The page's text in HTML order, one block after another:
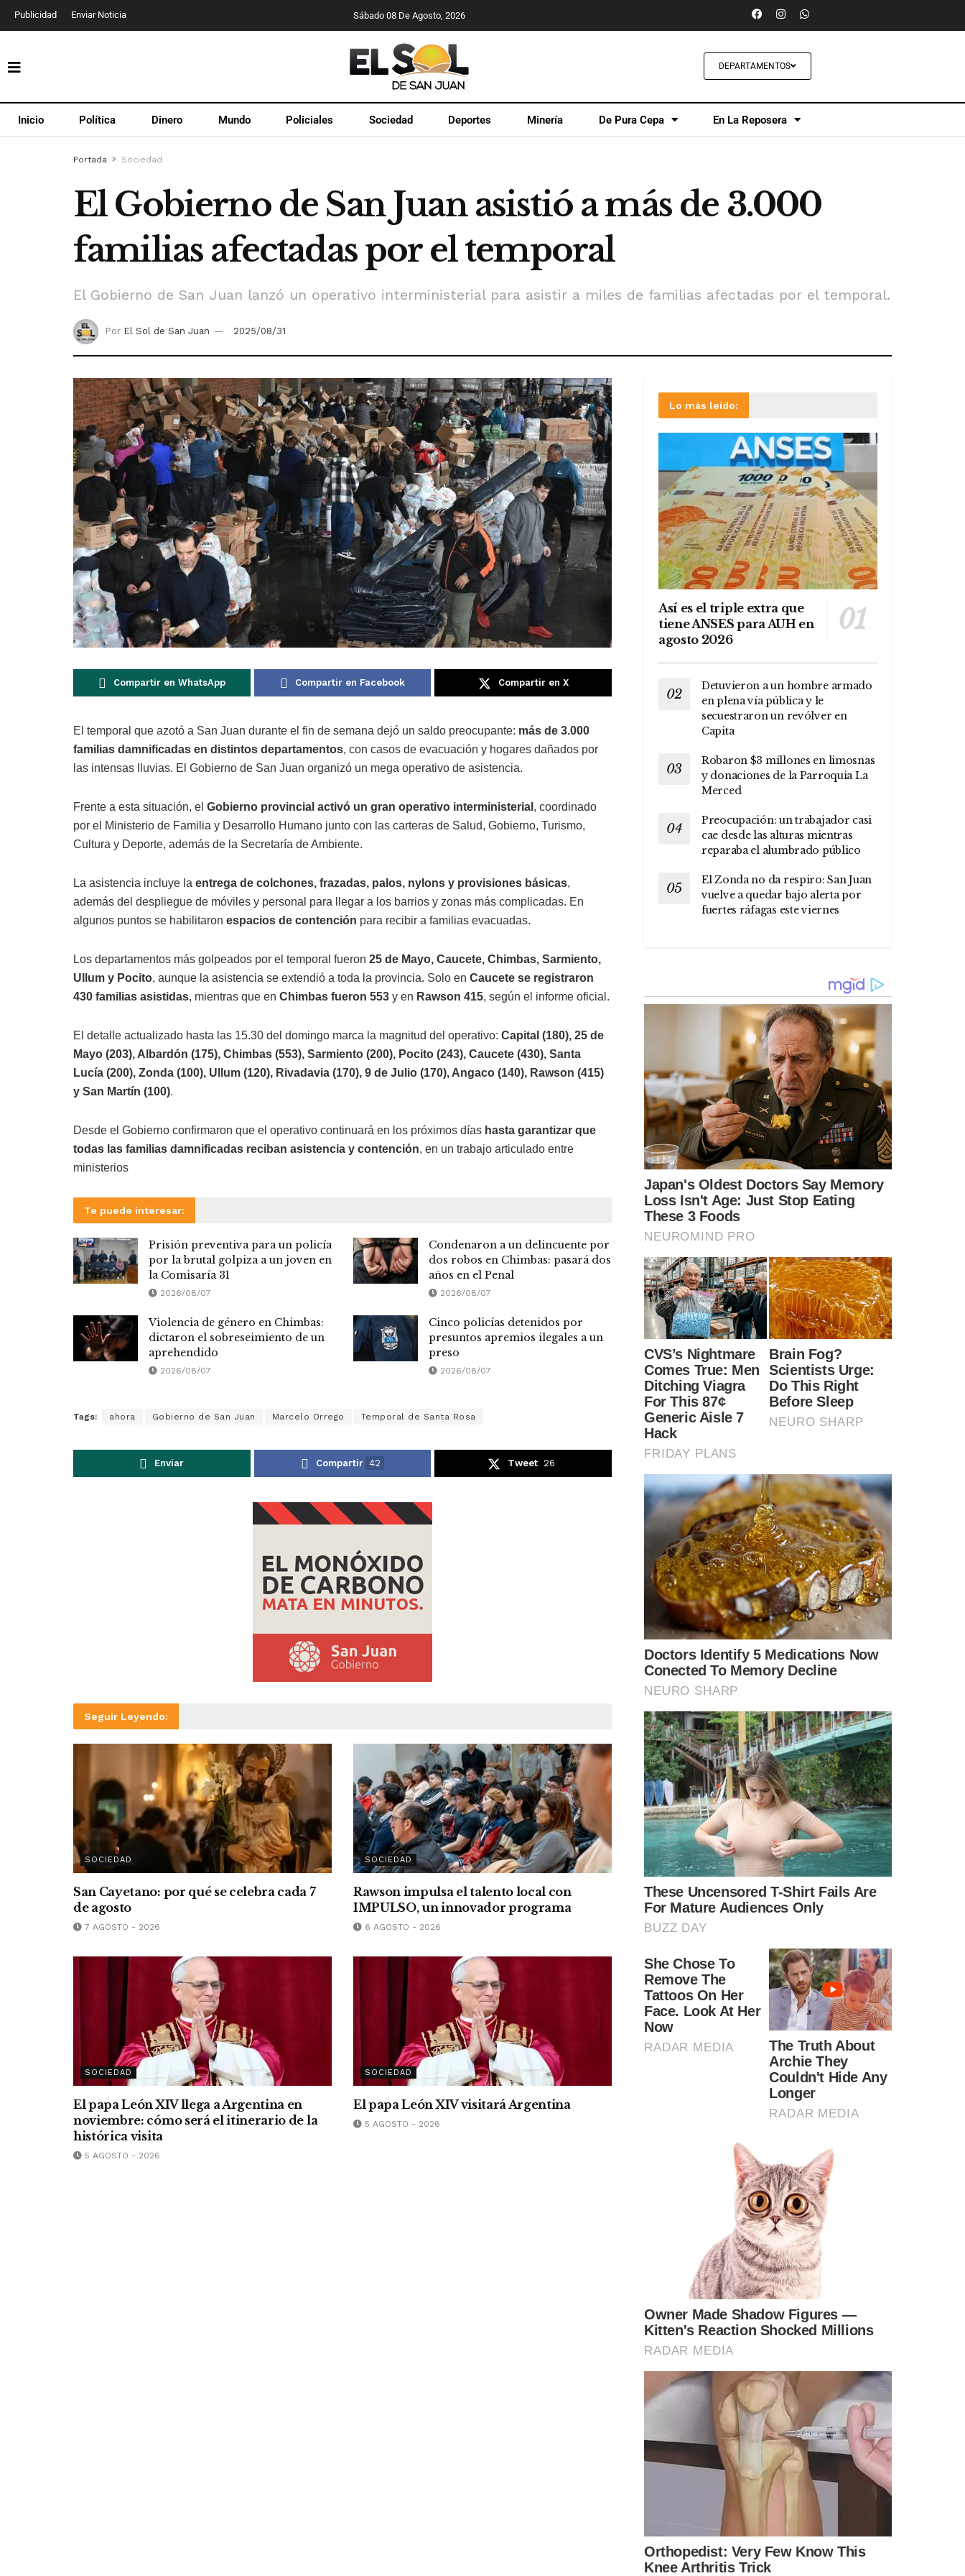
Publicidad Enviar Noticia Sábado 08 De Agosto, 2026
DEPARTAMENTOS
Inicio Política Dinero Mundo Policiales Sociedad Deportes Minería De Pura Cepa En La Reposera
Portada Sociedad
El Gobierno de San Juan asistió a más de 3.000
familias afectadas por el temporal
El Gobierno de San Juan lanzó un operativo interministerial para asistir a miles de familias afectadas por el temporal.
Por El Sol de San Juan 2025/08/31
Compartir en WhatsApp Compartir en Facebook Compartir en X
El temporal que azotó a San Juan durante el fin de semana dejó un saldo preocupante: más de 3.000
familias damnificadas en distintos departamentos, con casos de evacuación y hogares dañados por
las intensas lluvias. El Gobierno de San Juan organizó un mega operativo de asistencia.
Frente a esta situación, el Gobierno provincial activó un gran operativo interministerial , coordinado
por el Ministerio de Familia y Desarrollo Humano junto con las carteras de Salud, Gobierno, Turismo,
Cultura y Deporte, además de la Secretaría de Ambiente.
La asistencia incluye la entrega de colchones, frazadas, palos, nylons y provisiones básicas,
además del despliegue de móviles y personal para llegar a los barrios y zonas más complicadas. En
algunos puntos se habilitaron espacios de contención para recibir a familias evacuadas.
Los departamentos más golpeados por el temporal fueron 25 de Mayo, Caucete, Chimbas, Sarmiento,
Ullum y Pocito, aunque la asistencia se extendió a toda la provincia. Solo en Caucete se registraron
430 familias asistidas, mientras que en Chimbas fueron 553 y en Rawson 415, según el informe oficial.
El detalle actualizado hasta las 15.30 del domingo marca la magnitud del operativo: Capital (180), 25 de
Mayo (203), Albardón (175), Chimbas (553), Sarmiento (200), Pocito (243), Caucete (430), Santa
Lucía (200), Zonda (100), Ullum (120), Rivadavia (170), 9 de Julio (170), Angaco (140), Rawson (415)
y San Martín (100).
Desde el Gobierno confirmaron que el operativo continuará en los próximos días hasta garantizar que
todas las familias damnificadas reciban asistencia y contención, en un trabajo articulado entre
ministerios
Te puede interesar:
Prisión preventiva para un policía
por la brutal golpiza a un joven en
la Comisaría 31
2026/08/07
Condenaron a un delincuente por
dos robos en Chimbas: pasará dos
años en el Penal
2026/08/07
Violencia de género en Chimbas:
dictaron el sobreseimiento de un
aprehendido
2026/08/07
Cinco policías detenidos por
presuntos apremios ilegales a un
preso
2026/08/07
Tags: ahora Gobierno de San Juan Marcelo Orrego Temporal de Santa Rosa
Enviar Compartir 42 Tweet 26
Seguir Leyendo:
SOCIEDAD
San Cayetano: por qué se celebra cada 7
de agosto
7 AGOSTO - 2026
SOCIEDAD
Rawson impulsa el talento local con
IMPULSO, un innovador programa
6 AGOSTO - 2026
SOCIEDAD
El papa León XIV llega a Argentina en
noviembre: cómo será el itinerario de la
histórica visita
5 AGOSTO - 2026
SOCIEDAD
El papa León XIV visitará Argentina
5 AGOSTO - 2026
Lo más leído:
Así es el triple extra que
tiene ANSES para AUH en
agosto 2026
Detuvieron a un hombre armado
en plena vía pública y le
secuestraron un revólver en
Capita
Robaron $3 millones en limosnas
y donaciones de la Parroquia La
Merced
Preocupación: un trabajador casi
cae desde las alturas mientras
reparaba el alumbrado público
El Zonda no da respiro: San Juan
vuelve a quedar bajo alerta por
fuertes ráfagas este viernes